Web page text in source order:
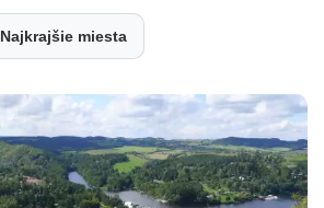
Najkrajšie miesta